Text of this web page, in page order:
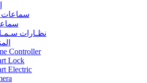
سماعات
نظـارات
Controller
Lock
Electric